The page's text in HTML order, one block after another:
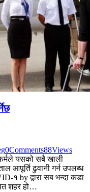
0Comments88Views
यसको सबै खाली
ढुवानी गर्न उपलब्ध
१ by द्वारा सब भन्दा कडा
शहर हो…